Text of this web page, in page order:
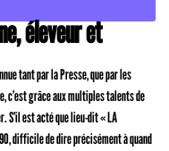
éleveur et
tant par la Presse, que par les
c’est grâce aux multiples talents de
S’il est acté que lieu-dit « LA
difficile de dire précisément à quand